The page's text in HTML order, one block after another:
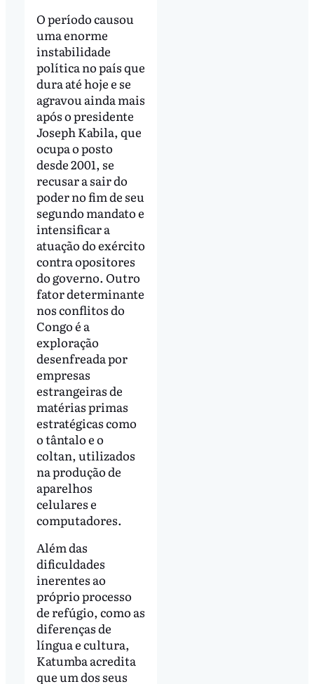
O período causou
uma enorme
instabilidade
política no país que
dura até hoje e se
agravou ainda mais
após o presidente
Joseph Kabila, que
ocupa o posto
desde 2001, se
recusar a sair do
poder no fim de seu
segundo mandato e
intensificar a
atuação do exército
contra opositores
do governo. Outro
fator determinante
nos conflitos do
Congo é a
exploração
desenfreada por
empresas
estrangeiras de
matérias primas
estratégicas como
o tântalo e o
coltan, utilizados
na produção de
aparelhos
celulares e
computadores.
Além das
dificuldades
inerentes ao
próprio processo
de refúgio, como as
diferenças de
língua e cultura,
Katumba acredita
que um dos seus